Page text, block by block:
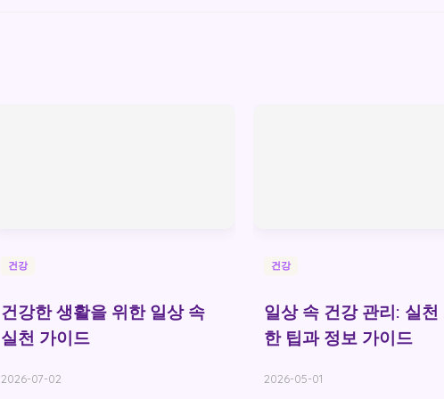
건강
건강한 생활을 위한 일상 속
실천 가이드
2026-07-02
건강
일상 속 건강 관리: 실천
한 팁과 정보 가이드
2026-05-01